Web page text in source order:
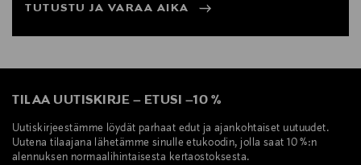
TUTUSTU JA VARAA AIKA
TILAA UUTISKIRJE – ETUSI –10 %
Uutiskirjeestämme löydät parhaat edut ja ajankohtaiset uutuudet.
Uutena tilaajana lähetämme sinulle etukoodin, jolla saat 10 %:n
alennuksen normaalihintaisesta kertaostoksesta.